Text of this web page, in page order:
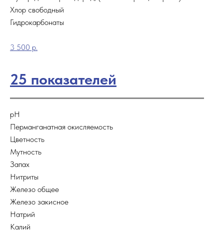
Хлор свободный
Гидрокарбонаты
3 500 р.
25 показателей
рН
Перманганатная окисляемость
Цветность
Мутность
Запах
Нитриты
Железо общее
Железо закисное
Натрий
Калий